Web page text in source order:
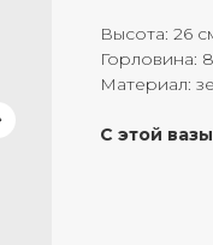
Высота: 26
Горловина:
Материал:
С этой